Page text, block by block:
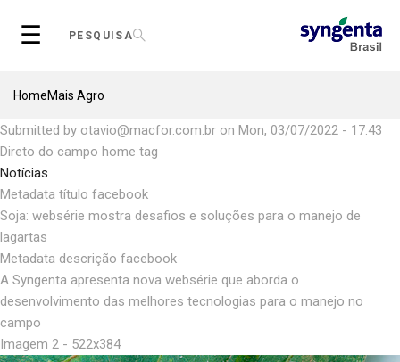
☰ PESQUISA
Breadcrumb
HomeMais Agro
Submitted by otavio@macfor.com.br on Mon, 03/07/2022 - 17:43
Direto do campo home tag
Notícias
Metadata título facebook
Soja: websérie mostra desafios e soluções para o manejo de
lagartas
Metadata descrição facebook
A Syngenta apresenta nova websérie que aborda o
desenvolvimento das melhores tecnologias para o manejo no
campo
Imagem 2 - 522x384